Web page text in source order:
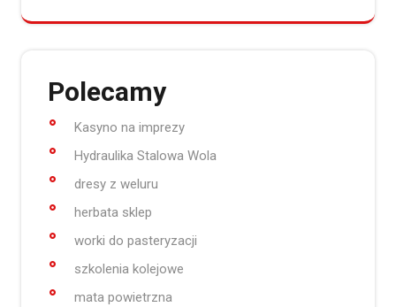
Polecamy
Kasyno na imprezy
Hydraulika Stalowa Wola
dresy z weluru
herbata sklep
worki do pasteryzacji
szkolenia kolejowe
mata powietrzna